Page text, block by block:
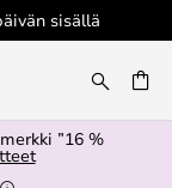
sisällä
”16 %